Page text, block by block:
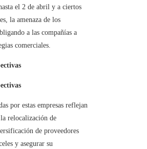
el 2 de abril y a ciertos
la amenaza de los
a las compañías a
comerciales.​
por estas empresas reflejan
relocalización de
de proveedores
y asegurar su